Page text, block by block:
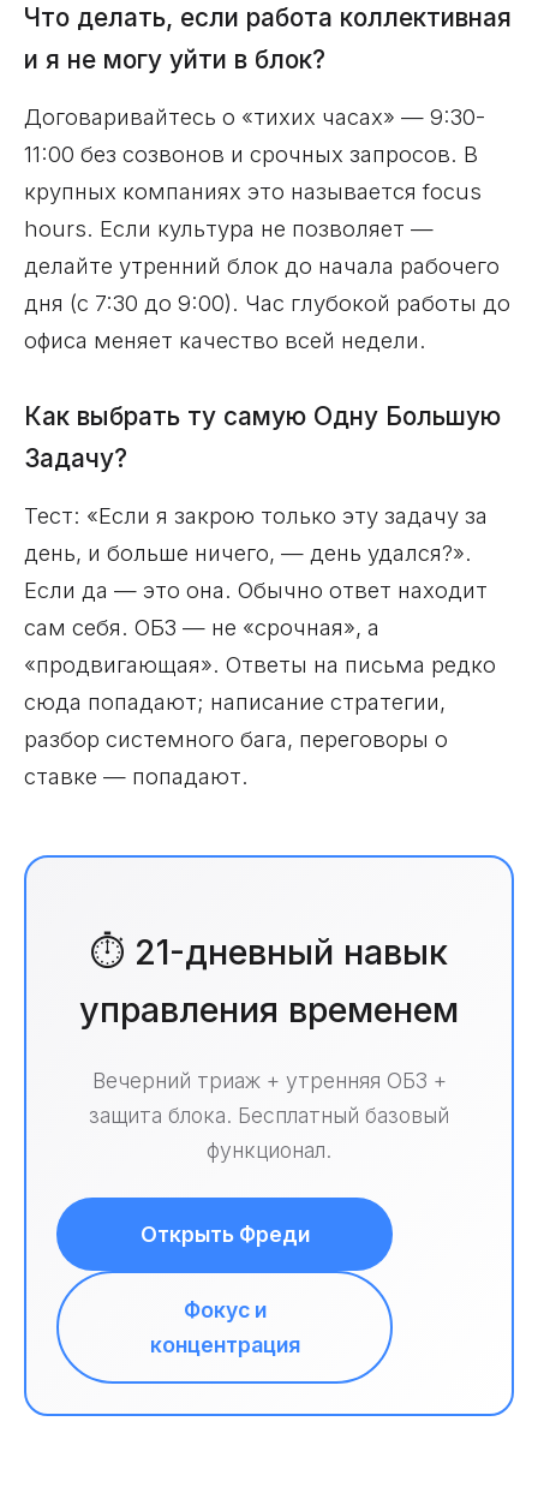
Что делать, если работа коллективная
и я не могу уйти в блок?
Договаривайтесь о «тихих часах» — 9:30-
11:00 без созвонов и срочных запросов. В
крупных компаниях это называется focus
hours. Если культура не позволяет —
делайте утренний блок до начала рабочего
дня (с 7:30 до 9:00). Час глубокой работы до
офиса меняет качество всей недели.
Как выбрать ту самую Одну Большую
Задачу?
Тест: «Если я закрою только эту задачу за
день, и больше ничего, — день удался?».
Если да — это она. Обычно ответ находит
сам себя. ОБЗ — не «срочная», а
«продвигающая». Ответы на письма редко
сюда попадают; написание стратегии,
разбор системного бага, переговоры о
ставке — попадают.
⏱️ 21-дневный навык
управления временем
Вечерний триаж + утренняя ОБЗ +
защита блока. Бесплатный базовый
функционал.
Открыть Фреди
Фокус и
концентрация